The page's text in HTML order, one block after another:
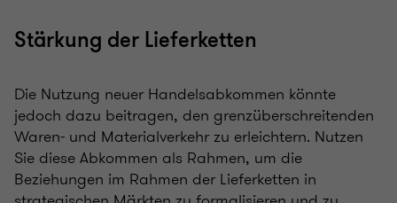
Stärkung der Lieferketten
Die Nutzung neuer Handelsabkommen könnte
jedoch dazu beitragen, den grenzüberschreitenden
Waren- und Materialverkehr zu erleichtern. Nutzen
Sie diese Abkommen als Rahmen, um die
Beziehungen im Rahmen der Lieferketten in